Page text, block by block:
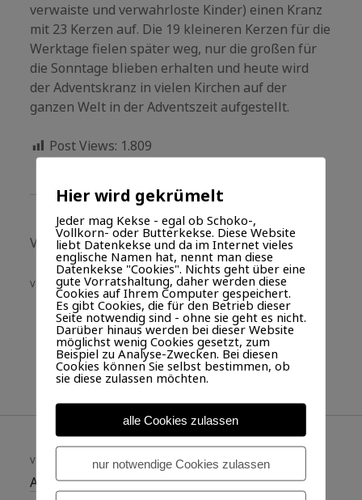
verwaiste und verwahrloste Kinder) einen Kranz
mit 23 Kerzen auf. Die 19 kleineren Kerzen für die
Werktage fielen später weg, nur die großen für
die Sonntage blieben erhalten und heute wird
der Adventskranz in vielen Kirchen auf der
ganzen Welt in der Adventszeit aufgestellt.
Post Views: 1.809
Veröffentlicht in Kirchenjahr
VERSCHLAGWORTET MIT
1. Advent
Advent
Adventskranz
Adventszeit
Erster Sonntag im Advent
Hamburg
Kerze
Weihnachten
Weihnachtszeit
Wichern
VORHERIGER BEITRAG
Advent…
Hier wird gekrümelt
Jeder mag Kekse - egal ob Schoko-,
Vollkorn- oder Butterkekse. Diese Website
liebt Datenkekse und da im Internet vieles
englische Namen hat, nennt man diese
Datenkekse "Cookies". Nichts geht über eine
gute Vorratshaltung, daher werden diese
Cookies auf Ihrem Computer gespeichert.
Es gibt Cookies, die für den Betrieb dieser
Seite notwendig sind - ohne sie geht es nicht.
Darüber hinaus werden bei dieser Website
möglichst wenig Cookies gesetzt, zum
Beispiel zu Analyse-Zwecken. Bei diesen
Cookies können Sie selbst bestimmen, ob
sie diese zulassen möchten.
alle Cookies zulassen
nur notwendige Cookies zulassen